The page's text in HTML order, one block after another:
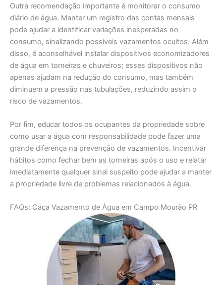
Outra recomendação importante é monitorar o consumo
diário de água. Manter um registro das contas mensais
pode ajudar a identificar variações inesperadas no
consumo, sinalizando possíveis vazamentos ocultos. Além
disso, é aconselhável instalar dispositivos economizadores
de água em torneiras e chuveiros; esses dispositivos não
apenas ajudam na redução do consumo, mas também
diminuem a pressão nas tubulações, reduzindo assim o
risco de vazamentos.
Por fim, educar todos os ocupantes da propriedade sobre
como usar a água com responsabilidade pode fazer uma
grande diferença na prevenção de vazamentos. Incentivar
hábitos como fechar bem as torneiras após o uso e relatar
imediatamente qualquer sinal suspeito pode ajudar a manter
a propriedade livre de problemas relacionados à água.
FAQs: Caça Vazamento de Água em Campo Mourão PR